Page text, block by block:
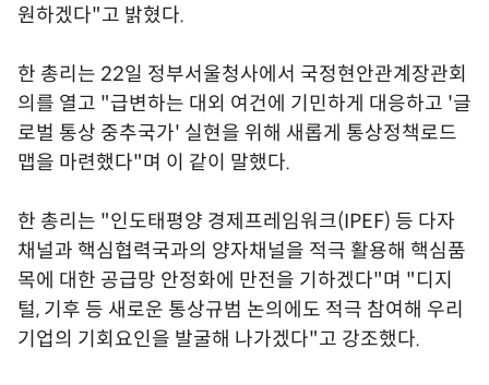
원하겠다"고 밝혔다.
한 총리는 22일 정부서울청사에서 국정현안관계장관회
의를 열고 "급변하는 대외 여건에 기민하게 대응하고 '글
로벌 통상 중추국가' 실현을 위해 새롭게 통상정책로드
맵을 마련했다"며 이 같이 말했다.
한 총리는 "인도태평양 경제프레임워크(IPEF) 등 다자
채널과 핵심협력국과의 양자채널을 적극 활용해 핵심품
목에 대한 공급망 안정화에 만전을 기하겠다"며 "디지
털, 기후 등 새로운 통상규범 논의에도 적극 참여해 우리
기업의 기회요인을 발굴해 나가겠다"고 강조했다.